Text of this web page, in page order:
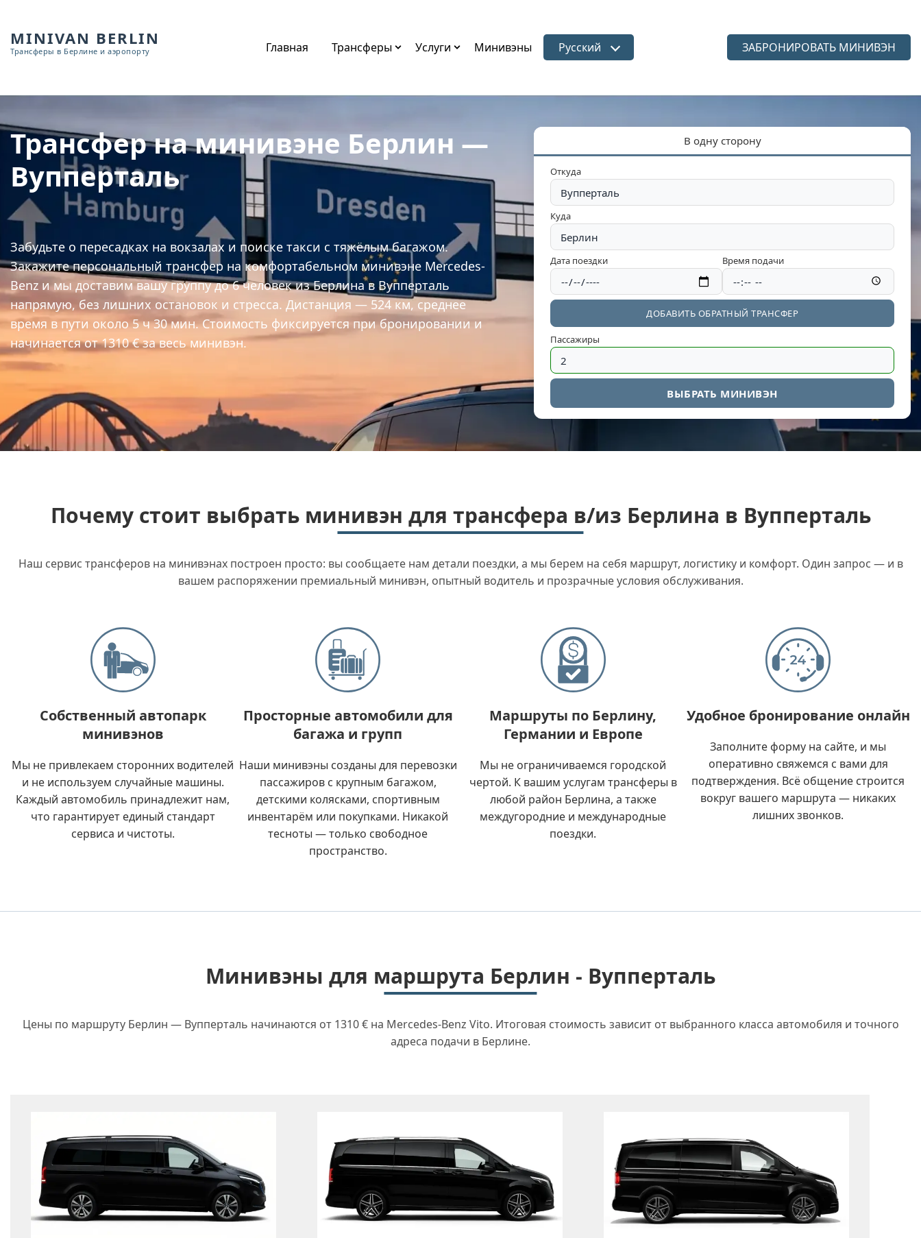
MINIVAN BERLIN
Трансферы в Берлине и аэропорту Главная Трансферы Услуги Минивэны Выбрать язык
Русский ЗАБРОНИРОВАТЬ МИНИВЭН
Трансфер на минивэне Берлин —
Вупперталь
Забудьте о пересадках на вокзалах и поиске такси с тяжёлым багажом.
Закажите персональный трансфер на комфортабельном минивэне Mercedes-
Benz и мы доставим вашу группу до 6 человек из Берлина в Вупперталь
напрямую, без лишних остановок и стресса. Дистанция — 524 км, среднее
время в пути около 5 ч 30 мин. Стоимость фиксируется при бронировании и
начинается от 1310 € за весь минивэн.
В одну сторону
Откуда
Куда
Дата поездки Время подачи
ДОБАВИТЬ ОБРАТНЫЙ ТРАНСФЕР
Пассажиры
ВЫБРАТЬ МИНИВЭН
Почему стоит выбрать минивэн для трансфера в/из Берлина в Вупперталь
Наш сервис трансферов на минивэнах построен просто: вы сообщаете нам детали поездки, а мы берем на себя маршрут, логистику и комфорт. Один запрос — и в
вашем распоряжении премиальный минивэн, опытный водитель и прозрачные условия обслуживания.
Собственный автопарк
минивэнов
Мы не привлекаем сторонних водителей
и не используем случайные машины.
Каждый автомобиль принадлежит нам,
что гарантирует единый стандарт
сервиса и чистоты.
Просторные автомобили для
багажа и групп
Наши минивэны созданы для перевозки
пассажиров с крупным багажом,
детскими колясками, спортивным
инвентарём или покупками. Никакой
тесноты — только свободное
пространство.
Маршруты по Берлину,
Германии и Европе
Мы не ограничиваемся городской
чертой. К вашим услугам трансферы в
любой район Берлина, а также
междугородние и международные
поездки.
Удобное бронирование онлайн
Заполните форму на сайте, и мы
оперативно свяжемся с вами для
подтверждения. Всё общение строится
вокруг вашего маршрута — никаких
лишних звонков.
Минивэны для маршрута Берлин - Вупперталь
Цены по маршруту Берлин — Вупперталь начинаются от 1310 € на Mercedes-Benz Vito. Итоговая стоимость зависит от выбранного класса автомобиля и точного
адреса подачи в Берлине.